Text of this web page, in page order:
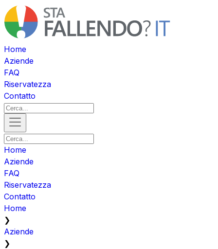
Home
Aziende
FAQ
Riservatezza
Contatto
Home
Aziende
FAQ
Riservatezza
Contatto
Home
❯
Aziende
❯